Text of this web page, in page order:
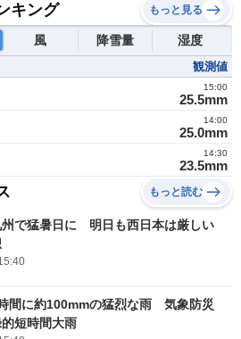
キング もっと見る
風 降雪量 湿度
観測値
25.5mm
15:00
25.0mm
14:00
23.5mm
14:30
もっと読む
州で猛暑日に 明日も西日本は厳しい
間に約100mmの猛烈な雨 気象防災
短時間大雨